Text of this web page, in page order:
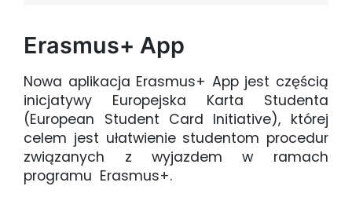
Erasmus+ App
Nowa aplikacja Erasmus+ App jest częścią
inicjatywy Europejska Karta Studenta
(European Student Card Initiative), której
celem jest ułatwienie studentom procedur
związanych z wyjazdem w ramach
programu Erasmus+.